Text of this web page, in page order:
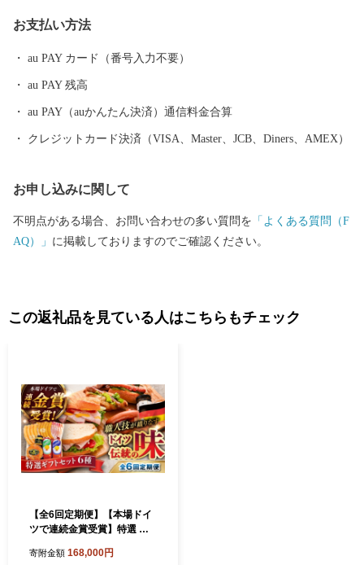
お支払い方法
au PAY カード（番号入力不要）
au PAY 残高
au PAY（auかんたん決済）通信料金合算
クレジットカード決済（VISA、Master、JCB、Diners、AMEX）
お申し込みに関して
不明点がある場合、お問い合わせの多い質問を 「よくある質問（F
AQ）」 に掲載しておりますのでご確認ください。
この返礼品を見ている人はこちらもチェック
【全6回定期便】【本場ドイ
ツで連続金賞受賞】特選 ギ
（ ハム / ソーセージ / ウイン
寄附金額 168,000円